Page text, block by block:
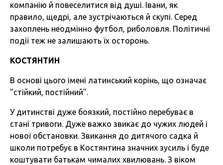
компанію й повеселитися від душі. Івани, як
правило, щедрі, але зустрічаються й скупі. Серед
захоплень неодмінно футбол, риболовля. Політичні
події теж не залишають їх осторонь.
КОСТЯНТИН
В основі цього імені латинський корінь, що означає
"стійкий, постійний".
У дитинстві дуже боязкий, постійно перебуває в
стані тривоги. Дуже важко звикає до чужих людей і
нової обстановки. Звикання до дитячого садка й
школи потребує в Костянтина значних зусиль і буде
коштувати батькам чималих хвилювань. З віком